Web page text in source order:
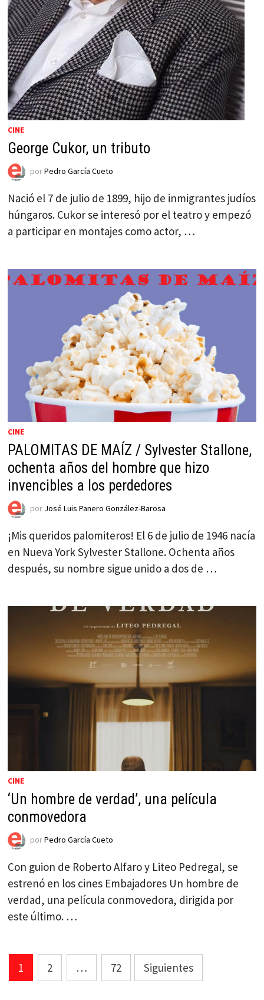
CINE
George Cukor, un tributo
porPedro García Cueto
Nació el 7 de julio de 1899, hijo de inmigrantes judíos
húngaros. Cukor se interesó por el teatro y empezó
a participar en montajes como actor, …
CINE
PALOMITAS DE MAÍZ / Sylvester Stallone,
ochenta años del hombre que hizo
invencibles a los perdedores
por José Luis Panero González-Barosa
¡Mis queridos palomiteros! El 6 de julio de 1946 nacía
en Nueva York Sylvester Stallone. Ochenta años
después, su nombre sigue unido a dos de …
CINE
‘Un hombre de verdad’, una película
conmovedora
porPedro García Cueto
Con guion de Roberto Alfaro y Liteo Pedregal, se
estrenó en los cines Embajadores Un hombre de
verdad, una película conmovedora, dirigida por
este último. …
Paginación
de
1 2 … 72 Siguientes